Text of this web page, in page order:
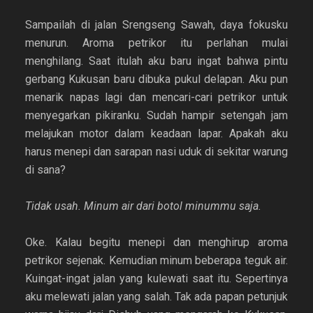
Sampailah di jalan Srengseng Sawah, daya fokusku
menurun. Aroma petrikor itu perlahan mulai
menghilang. Saat itulah aku baru ingat bahwa pintu
gerbang Kukusan baru dibuka pukul delapan. Aku pun
menarik napas lagi dan mencari-cari petrikor untuk
menyegarkan pikiranku. Sudah hampir setengah jam
melajukan motor dalam keadaan lapar. Apakah aku
harus menepi dan sarapan nasi uduk di sekitar warung
di sana?
Tidak usah. Minum air dari botol minummu saja.
Oke. Kalau begitu menepi dan menghirup aroma
petrikor sejenak. Kemudian minum beberapa teguk air.
Kuingat-ingat jalan yang kulewati saat itu. Sepertinya
aku melewati jalan yang salah. Tak ada papan petunjuk